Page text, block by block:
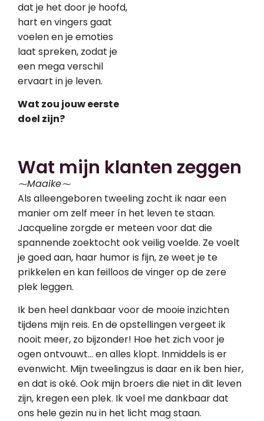
dat je het door je hoofd,
hart en vingers gaat
voelen en je emoties
laat spreken, zodat je
een mega verschil
ervaart in je leven.
Wat zou jouw eerste
doel zijn?
Wat mijn klanten zeggen
⁓Maaike⁓
Als alleengeboren tweeling zocht ik naar een
manier om zelf meer ín het leven te staan.
Jacqueline zorgde er meteen voor dat die
spannende zoektocht ook veilig voelde. Ze voelt
je goed aan, haar humor is fijn, ze weet je te
prikkelen en kan feilloos de vinger op de zere
plek leggen.
Ik ben heel dankbaar voor de mooie inzichten
tijdens mijn reis. En de opstellingen vergeet ik
nooit meer, zo bijzonder! Hoe het zich voor je
ogen ontvouwt… en alles klopt. Inmiddels is er
evenwicht. Mijn tweelingzus is daar en ik ben hier,
en dat is oké. Ook mijn broers die niet in dit leven
zijn, kregen een plek. Ik voel me dankbaar dat
ons hele gezin nu in het licht mag staan.